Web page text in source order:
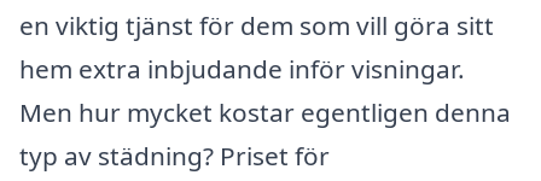
en viktig tjänst för dem som vill göra sitt
hem extra inbjudande inför visningar.
Men hur mycket kostar egentligen denna
typ av städning? Priset för